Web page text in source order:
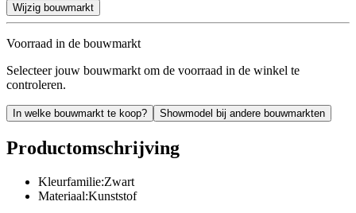
Wijzig bouwmarkt
Voorraad in de bouwmarkt
Selecteer jouw bouwmarkt om de voorraad in de winkel te
controleren.
In welke bouwmarkt te koop? Showmodel bij andere bouwmarkten
Productomschrijving
Kleurfamilie:Zwart
Materiaal:Kunststof